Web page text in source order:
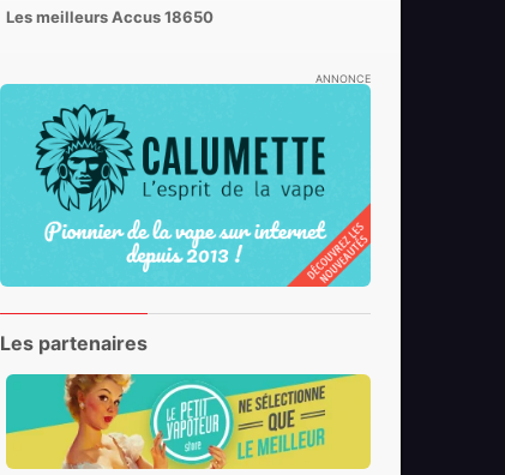
Les meilleurs Accus 18650
ANNONCE
Les partenaires